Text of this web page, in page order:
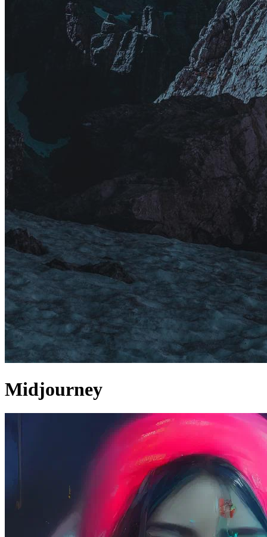
Midjourney